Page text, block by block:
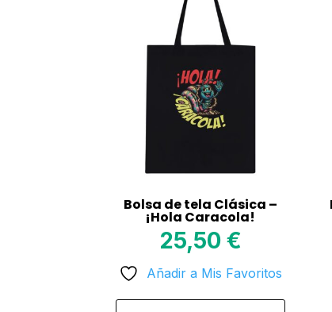
Bolsa de tela Clásica –
¡Hola Caracola!
25,50 €
Añadir a Mis Favoritos